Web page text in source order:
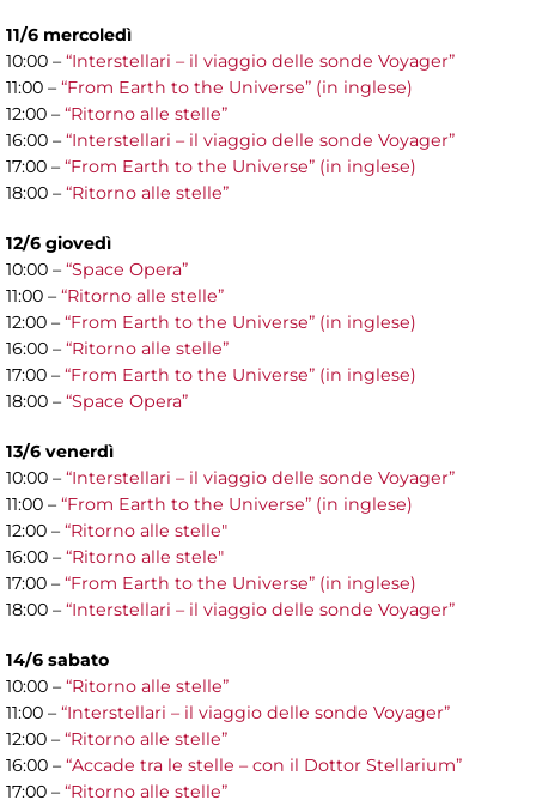
11/6 mercoledì
10:00 – “Interstellari – il viaggio delle sonde Voyager”
11:00 – “From Earth to the Universe” (in inglese)
12:00 – “Ritorno alle stelle”
16:00 – “Interstellari – il viaggio delle sonde Voyager”
17:00 – “From Earth to the Universe” (in inglese)
18:00 – “Ritorno alle stelle”
12/6 giovedì
10:00 – “Space Opera”
11:00 – “Ritorno alle stelle”
12:00 – “From Earth to the Universe” (in inglese)
16:00 – “Ritorno alle stelle”
17:00 – “From Earth to the Universe” (in inglese)
18:00 – “Space Opera”
13/6 venerdì
10:00 – “Interstellari – il viaggio delle sonde Voyager”
11:00 – “From Earth to the Universe” (in inglese)
12:00 – “Ritorno alle stelle"
16:00 – “Ritorno alle stele"
17:00 – “From Earth to the Universe” (in inglese)
18:00 – “Interstellari – il viaggio delle sonde Voyager”
14/6 sabato
10:00 – “Ritorno alle stelle”
11:00 – “Interstellari – il viaggio delle sonde Voyager”
12:00 – “Ritorno alle stelle”
16:00 – “Accade tra le stelle – con il Dottor Stellarium”
17:00 – “Ritorno alle stelle”